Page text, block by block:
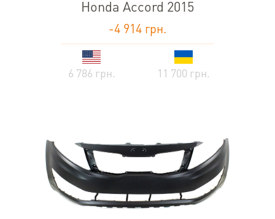
Honda Accord 2015
-4 914 грн.
6 786 грн. 11 700 грн.